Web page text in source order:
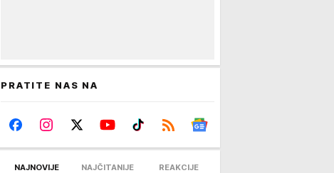
PRATITE NAS NA
NAJNOVIJE NAJČITANIJE REAKCIJE